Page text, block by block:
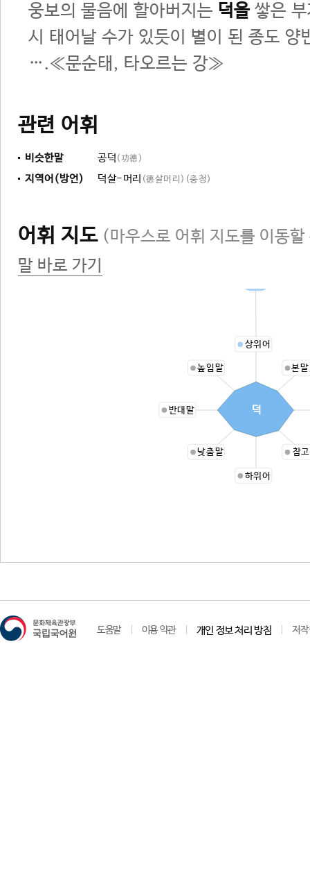
웅보의 물음에 할아버지는 덕을 쌓은
시 태어날 수가 있듯이 별이 된 종도 양
….≪문순태, 타오르는 강≫
관련 어휘
비슷한말 공덕 (功德)
지역어(방언) 덕살-머리 (德살머리) (충청)
어휘 지도 (마우스로 어휘 지도를 이동
말 바로 가기
상위어
본
참
하위어
낮춤말
반대말
높임말
덕
도움말 이용 약관 개인 정보 처리 방침 저